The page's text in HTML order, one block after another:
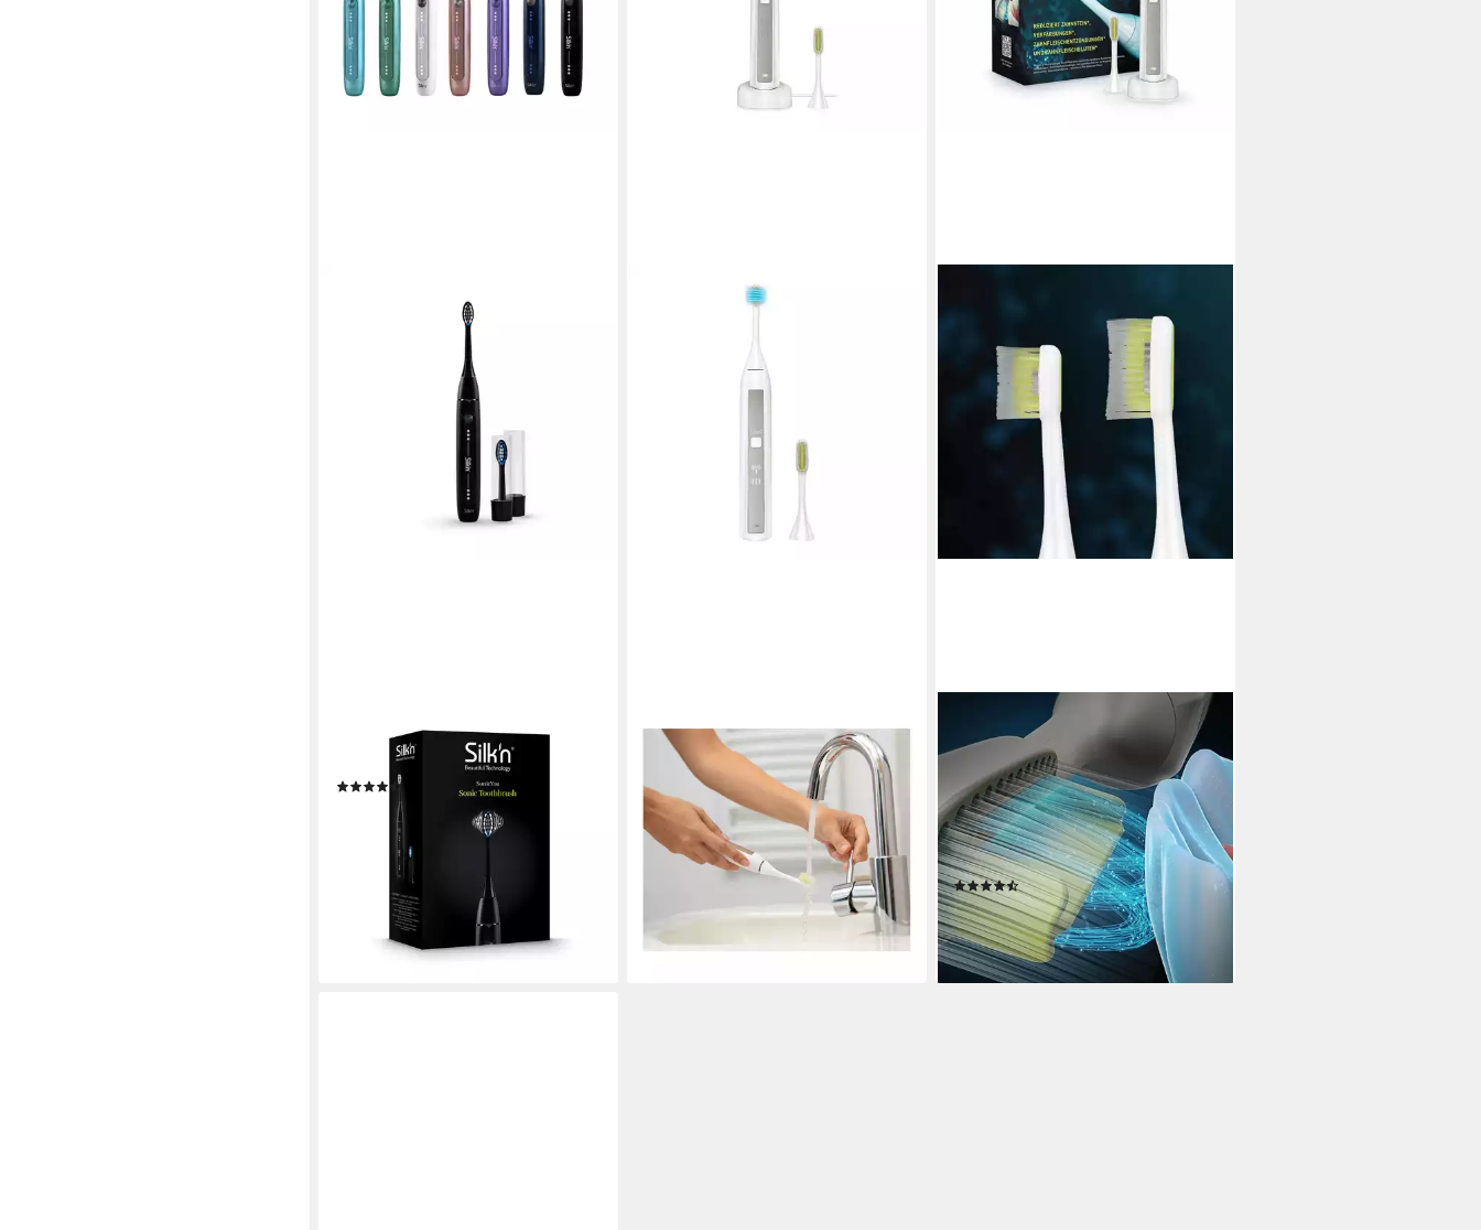
Elektrische Zahnbürste SonicYou
ab 39,99 € 129,00 €
lieferbar - in 2-3 Werktagen bei dir
Elektrische Zahnbürste TW1PE3001
ab 29,95 €
79,00 €
-62%
lieferbar - in 2-3 Werktagen bei dir
Elektrische Zahnbürste Toothwave
TW1PE1001 elektrische Zahnbürste
in weiß
Dental RF-Technologie Technologie
2 St. Aufsteckbürsten
4 Reinigungsprogramme
(3)
49,99 € 83,99 €
-40%
lieferbar - in 2-3 Werktagen bei dir